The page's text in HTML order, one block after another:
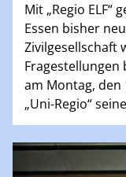
Mit „Regio
Essen bisher
Zivilgesellschaft
am Montag, den
„Uni-Regio“